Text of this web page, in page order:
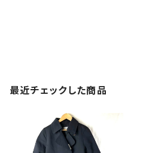
最近チェックした商品